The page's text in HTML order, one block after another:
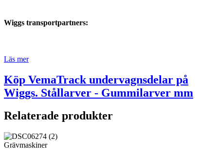
Wiggs transportpartners:
Läs mer
Köp VemaTrack undervagnsdelar på
Wiggs. Stållarver - Gummilarver mm
Relaterade produkter
Grävmaskiner